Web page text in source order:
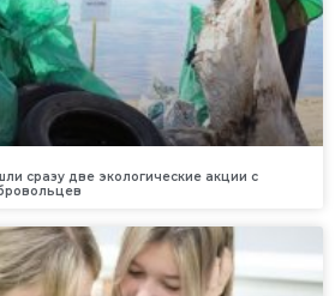
сразу две экологические акции с